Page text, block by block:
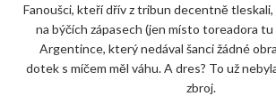
Fanoušci, kteří dřív z tribun decentně tleskali,
na býčích zápasech (jen místo toreadora
Argentince, který nedával šanci žádné
dotek s míčem měl váhu. A dres? To už
zbroj.